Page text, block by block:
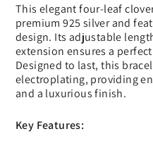
This elegant four-leaf
premium 925 silver and
design. Its adjustable
extension ensures a
Designed to last, this
electroplating, providing
and a luxurious finish.
Key Features: